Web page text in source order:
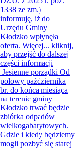
1338 ze zm.)
informuję, iż do
Urzędu Gminy
Kłodzko wpłynęła
oferta. Więcej... kliknij,
aby przejść do dalszej
części informacji
Jesienne porządki Od
połowy października
br. do końca miesiąca
na terenie gminy
Kłodzko trwać będzie
zbiórka odpadów
wielkogabarytowych.
Gdzie i kiedy będziemy
mogli pozbyć się starej